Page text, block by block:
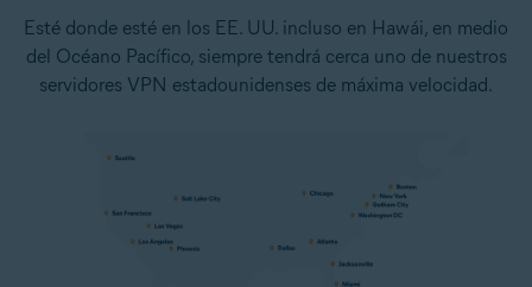
Esté donde esté en los EE. UU. incluso en Hawái, en medio
del Océano Pacífico, siempre tendrá cerca uno de nuestros
servidores VPN estadounidenses de máxima velocidad.